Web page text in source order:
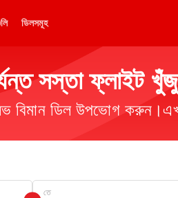
ডিলসমূহ
সস্তা ফ্লাইট
বিমান ডিল উপভোগ
তে